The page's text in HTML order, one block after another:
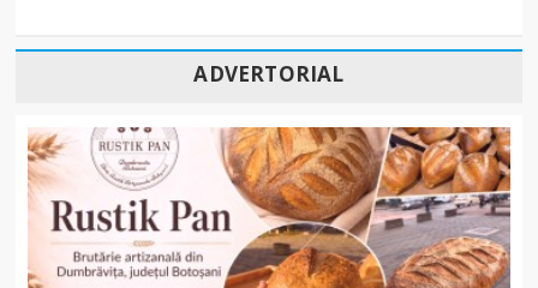
ADVERTORIAL